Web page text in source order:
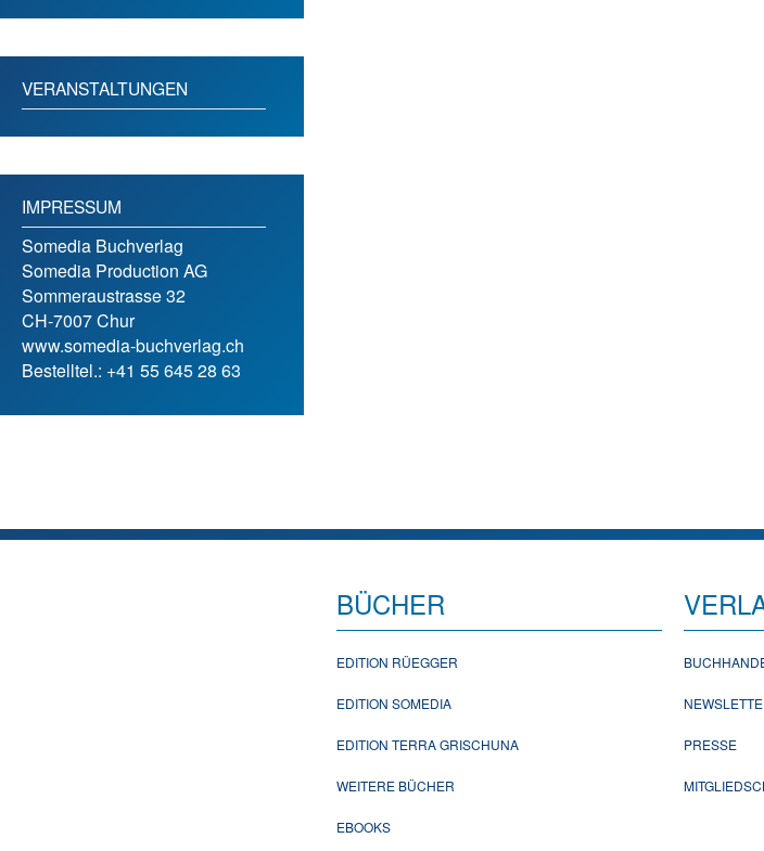
VERANSTALTUNGEN
IMPRESSUM
Somedia Buchverlag
Somedia Production AG
Sommeraustrasse 32
CH-7007 Chur
www.somedia-buchverlag.ch
Bestelltel.: +41 55 645 28 63
BÜCHER
EDITION RÜEGGER
EDITION SOMEDIA
EDITION TERRA GRISCHUNA
WEITERE BÜCHER
EBOOKS
PRESSE